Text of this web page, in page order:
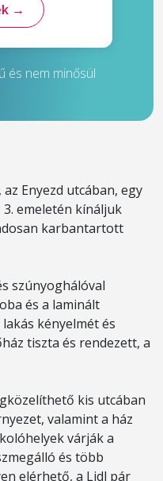
→
és nem minősül
Enyezd utcában, egy
emeletén kínáljuk
karbantartott
szúnyoghálóval
és a laminált
kényelmét és
tiszta és rendezett, a
kis utcában
valamint a ház
várják a
és több
elérhető, a Lidl pár